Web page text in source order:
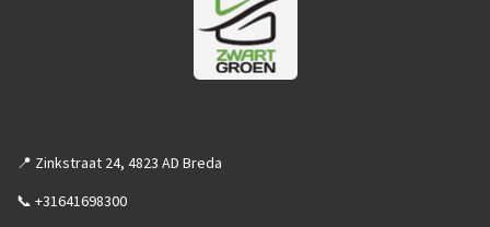
📍 Zinkstraat 24, 4823 AD Breda
📞 +31641698300